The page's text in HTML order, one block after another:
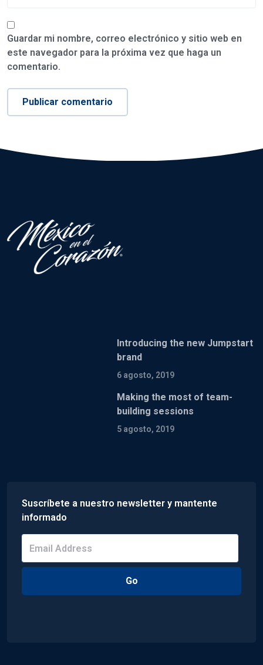
Guardar mi nombre, correo electrónico y sitio web en
este navegador para la próxima vez que haga un
comentario.
Introducing the new Jumpstart
brand
6 agosto, 2019
Making the most of team-
building sessions
5 agosto, 2019
Suscríbete a nuestro newsletter y mantente
informado